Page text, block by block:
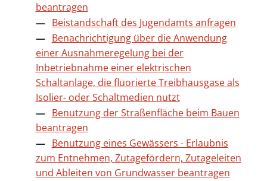
beantragen
Beistandschaft des Jugendamts anfragen
Benachrichtigung über die Anwendung
einer Ausnahmeregelung bei der
Inbetriebnahme einer elektrischen
Schaltanlage, die fluorierte Treibhausgase als
Isolier- oder Schaltmedien nutzt
Benutzung der Straßenfläche beim Bauen
beantragen
Benutzung eines Gewässers - Erlaubnis
zum Entnehmen, Zutagefördern, Zutageleiten
und Ableiten von Grundwasser beantragen